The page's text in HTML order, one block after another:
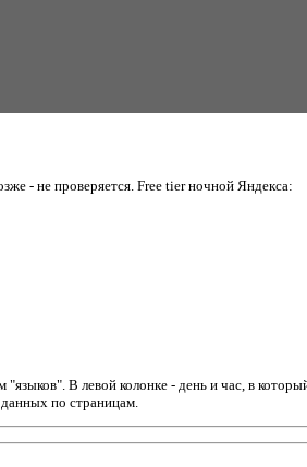
- не проверяется. Free tier ночной Яндекса:
"языков". В левой колонке - день и час, в
по страницам.